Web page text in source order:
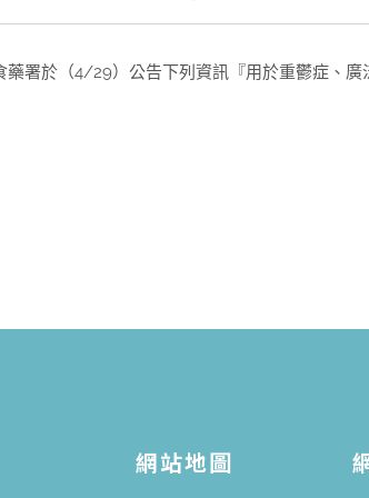
藥署於（4/29）公告下列資訊『用於重鬱症、廣
網站地圖